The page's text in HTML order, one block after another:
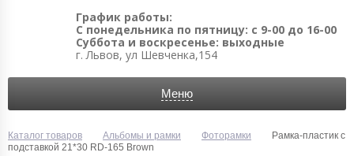
График работы:
С понедельника по пятницу: с 9-00 до 16-00
Суббота и воскресенье: выходные
г. Львов, ул Шевченка,154
Меню
Каталог товаров Альбомы и рамки Фоторамки
Рамка-пластик с
подставкой 21*30 RD-165 Brown